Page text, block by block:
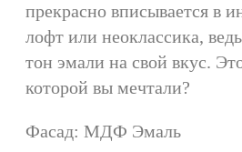
прекрасно вписывается в
лофт или неоклассика,
тон эмали на свой вкус.
которой вы мечтали?
Фасад: МДФ Эмаль